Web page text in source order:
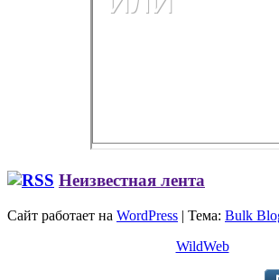
Неизвестная лента
Сайт работает на WordPress | Тема: Bulk
WildWeb